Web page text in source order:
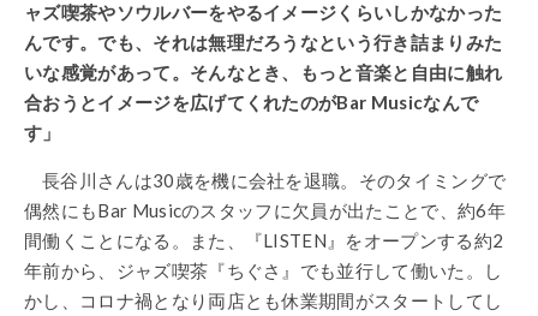
ャズ喫茶やソウルバーをやるイメージくらいしかなかった
んです。でも、それは無理だろうなという行き詰まりみた
いな感覚があって。そんなとき、もっと音楽と自由に触れ
合おうとイメージを広げてくれたのがBar Musicなんで
す」
長谷川さんは30歳を機に会社を退職。そのタイミングで
偶然にもBar Musicのスタッフに欠員が出たことで、約6年
間働くことになる。また、『LISTEN』をオープンする約2
年前から、ジャズ喫茶『ちぐさ』でも並行して働いた。し
かし、コロナ禍となり両店とも休業期間がスタートしてし